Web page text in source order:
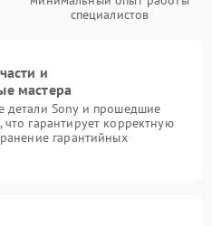
специалистов
и
мастера
детали Sony и прошедшие
гарантирует корректную
гарантийных